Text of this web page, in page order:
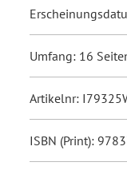
Umfang: 16
Artikelnr:
ISBN (Print):